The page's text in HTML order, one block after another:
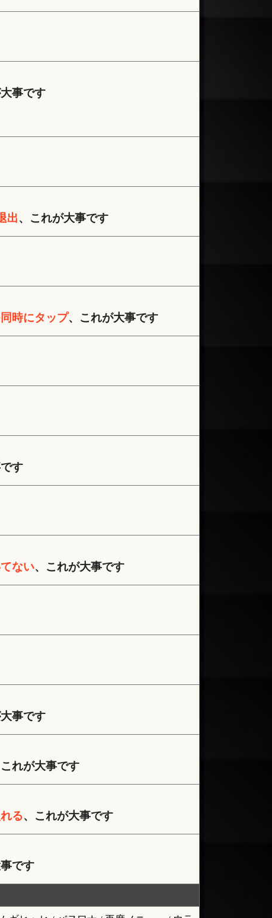
事です
出、これが大事です
時にタップ、これが大事です
す
ない、これが大事です
事です
れが大事です
る、これが大事です
です